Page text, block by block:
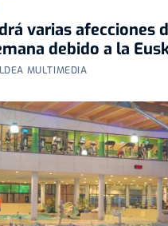
varias afecciones
debido a la
MULTIMEDIA